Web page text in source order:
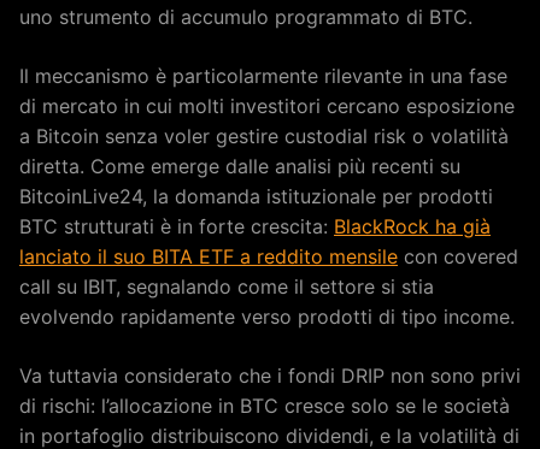
uno strumento di accumulo programmato di BTC.
Il meccanismo è particolarmente rilevante in una fase
di mercato in cui molti investitori cercano esposizione
a Bitcoin senza voler gestire custodial risk o volatilità
diretta. Come emerge dalle analisi più recenti su
BitcoinLive24, la domanda istituzionale per prodotti
BTC strutturati è in forte crescita: BlackRock ha già
lanciato il suo BITA ETF a reddito mensile con covered
call su IBIT, segnalando come il settore si stia
evolvendo rapidamente verso prodotti di tipo income.
Va tuttavia considerato che i fondi DRIP non sono privi
di rischi: l’allocazione in BTC cresce solo se le società
in portafoglio distribuiscono dividendi, e la volatilità di